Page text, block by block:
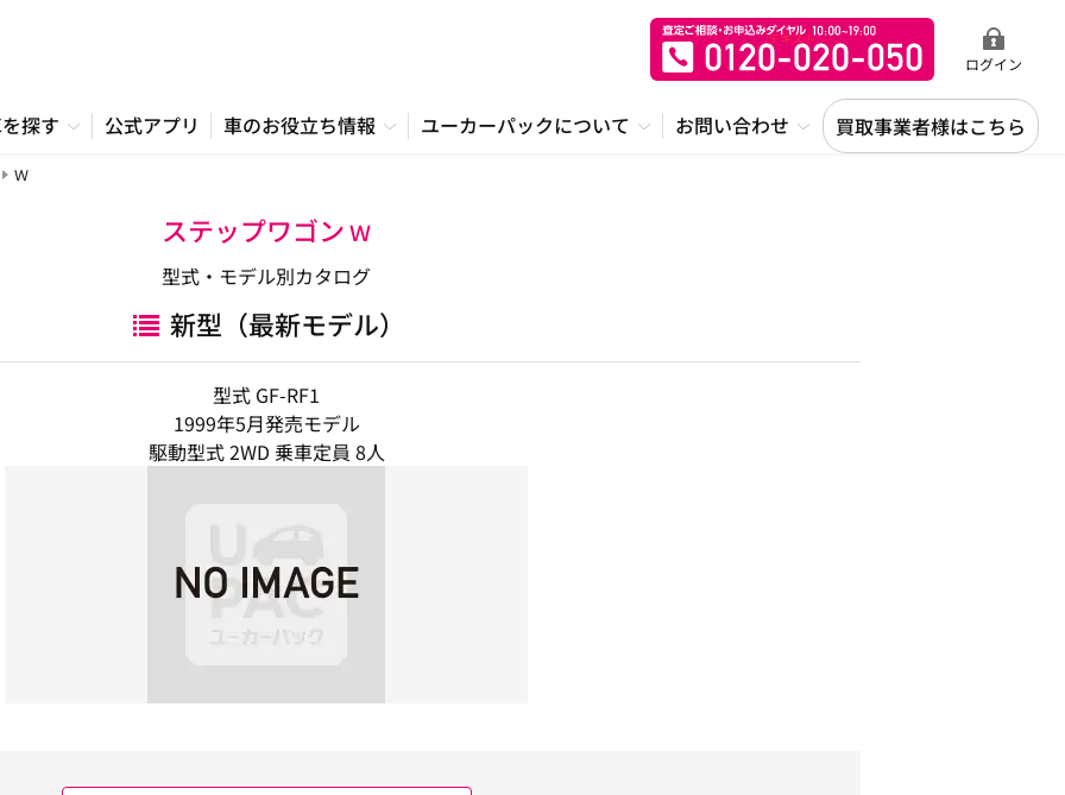
ログイン
探す 公式アプリ 車のお役立ち情報 ユーカーパックについて お問い合わせ 買取事業者様はこちら
Ｗ
ステップワゴン Ｗ
型式・モデル別カタログ
新型（最新モデル）
型式 GF-RF1
1999年5月発売モデル
駆動型式 2WD 乗車定員 8人